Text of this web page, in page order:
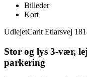
Billeder
Kort
UdlejetCarit Etlarsvej
Stor og lys 3-vær,
parkering